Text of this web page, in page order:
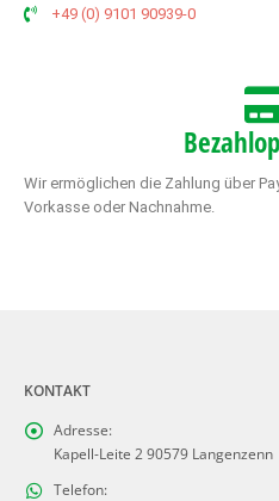
+49 (0) 9101 90939-0
Wir ermöglichen die Zahlung über
Vorkasse oder Nachnahme.
KONTAKT
Adresse:
Kapell-Leite 2 90579 Langenzenn
Telefon: